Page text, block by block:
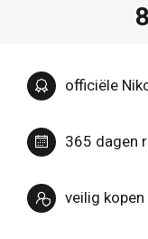
officiële
365 dagen
veilig